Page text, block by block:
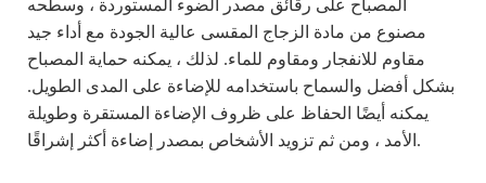
المصباح على رقائق مصدر الضوء المستوردة ، وسطحه
مصنوع من مادة الزجاج المقسى عالية الجودة مع أداء جيد
مقاوم للانفجار ومقاوم للماء. لذلك ، يمكنه حماية المصباح
بشكل أفضل والسماح باستخدامه للإضاءة على المدى الطويل.
يمكنه أيضًا الحفاظ على ظروف الإضاءة المستقرة وطويلة
الأمد ، ومن ثم تزويد الأشخاص بمصدر إضاءة أكثر إشراقًا.